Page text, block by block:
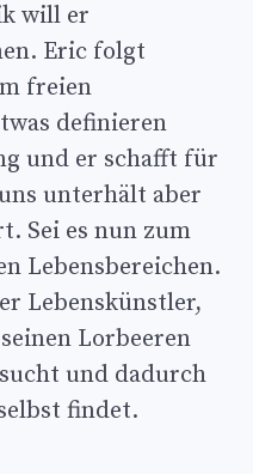
will er
Eric folgt
freien
definieren
und er schafft für
unterhält aber
Sei es nun zum
Lebensbereichen.
Lebenskünstler,
Lorbeeren
und dadurch
findet.